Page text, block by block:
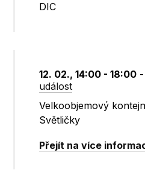
DIC
12. 02., 14:00 - 18:00 -
událost
Velkoobjemový
Světličky
Přejít na více